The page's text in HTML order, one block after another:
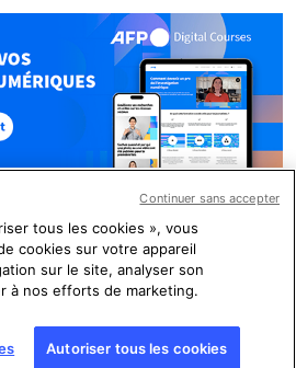
tous les cookies », vous
cookies sur votre appareil
sur le site, analyser son
à nos efforts de marketing.
Autoriser tous les cookies
Continuer sans accepter